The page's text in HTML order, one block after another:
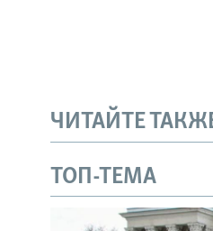
ЧИТАЙТЕ
ТОП-ТЕМА